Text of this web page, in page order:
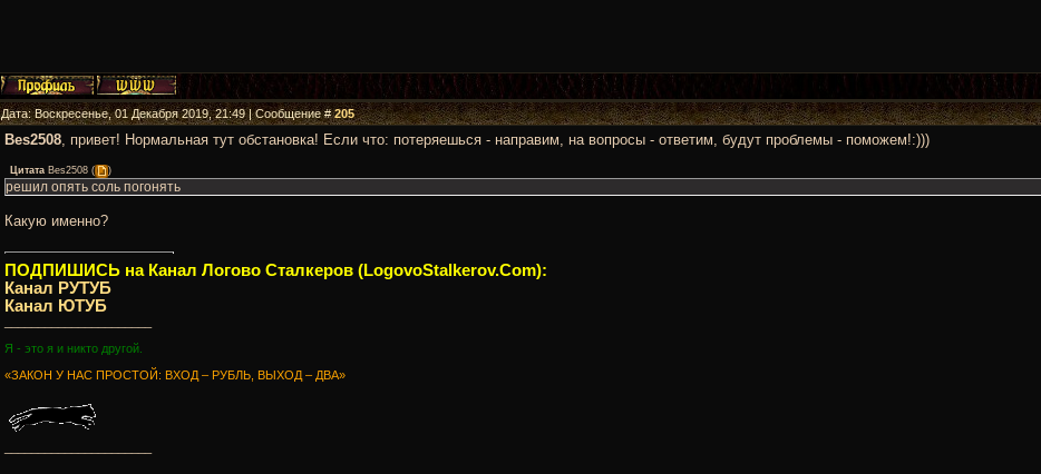
Дата: Воскресенье, 01 Декабря 2019, 21:49 | Сообщение #205
Bes2508, привет! Нормальная тут обстановка! Если что: потеряешься - направим, на вопросы - ответим, будут проблемы - поможем!:)))
Цитата Bes2508 ( )
решил опять соль погонять
Какую именно?
ПОДПИШИСЬ на Канал Логово Сталкеров (LogovoStalkerov.Com):
Канал РУТУБ
Канал ЮТУБ
Я - это я и никто другой.
«ЗАКОН У НАС ПРОСТОЙ: ВХОД – РУБЛЬ, ВЫХОД – ДВА»